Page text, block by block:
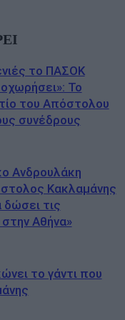
το ΠΑΣΟΚ
Το
του Απόστολου
συνέδρους
Ανδρουλάκη
Κακλαμάνης
τις
Αθήνα»
το γάντι που